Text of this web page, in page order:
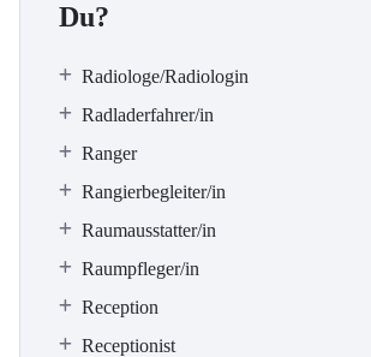
Du?
Radiologe/Radiologin
Radladerfahrer/in
Ranger
Rangierbegleiter/in
Raumausstatter/in
Raumpfleger/in
Reception
Receptionist